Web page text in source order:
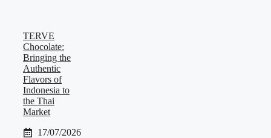
TERVE
Chocolate:
Bringing the
Authentic
Flavors of
Indonesia to
the Thai
Market
17/07/2026